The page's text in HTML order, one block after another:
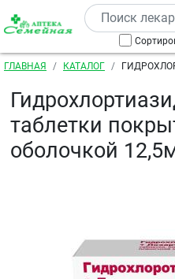
Перейти к основному
Строка навигации
ГЛАВНАЯ КАТАЛОГ
таблетки
оболочкой